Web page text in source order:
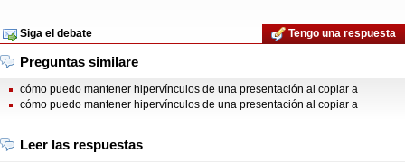
Siga el debate Tengo una respuesta
Preguntas similare
cómo puedo mantener hipervínculos de una presentación al copiar a
cómo puedo mantener hipervínculos de una presentación al copiar a
Leer las respuestas